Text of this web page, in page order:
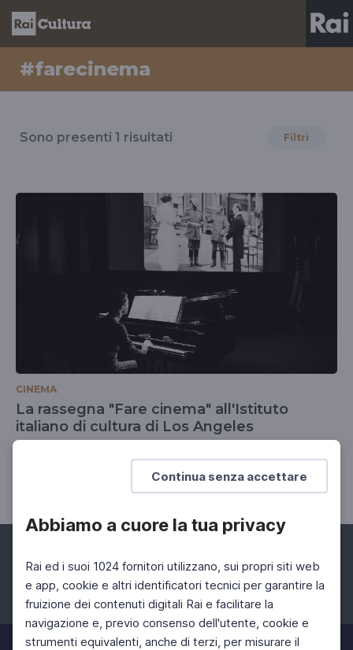
Continua senza accettare
Abbiamo a cuore la tua privacy
Rai ed i suoi 1024 fornitori utilizzano, sui propri siti web
e app, cookie e altri identificatori tecnici per garantire la
fruizione dei contenuti digitali Rai e facilitare la
navigazione e, previo consenso dell'utente, cookie e
strumenti equivalenti, anche di terzi, per misurare il
#farecinema
il
#farecinema
Sono presenti 1 risultati Filtri
CINEMA
La rassegna "Fare cinema" all'Istituto
italiano di cultura di Los Angeles
Facebook Instagram Twitter